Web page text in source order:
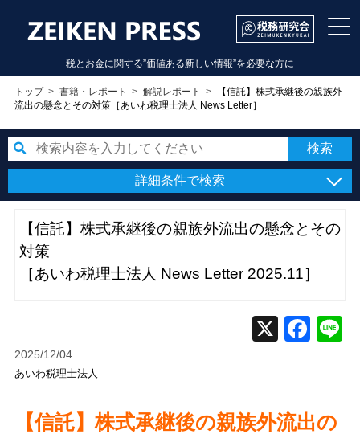
税とお金に関する”価値ある新しい情報”を必要な方に
トップ 書籍・レポート 解説レポート
【信託】株式承継後の親族外
流出の懸念とその対策［あいわ税理士法人 News Letter］
詳細条件で検索
【信託】株式承継後の親族外流出の懸念とその
対策
［あいわ税理士法人 News Letter 2025.11］
2025/12/04
あいわ税理士法人
【信託】株式承継後の親族外流出の